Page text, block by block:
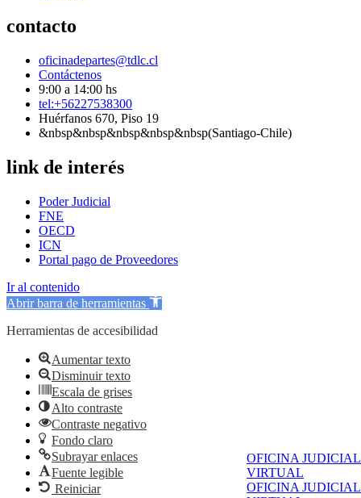
OFICINA JUDICIAL
VIRTUAL
OFICINA JUDICIAL
contacto
oficinadepartes@tdlc.cl
Contáctenos
9:00 a 14:00 hs
tel:+56227538300
Huérfanos 670, Piso 19
&nbsp&nbsp&nbsp&nbsp&nbsp(Santiago-Chile)
link de interés
Poder Judicial
FNE
OECD
ICN
Portal pago de Proveedores
Ir al contenido
Abrir barra de herramientas
Herramientas de accesibilidad
Aumentar texto
Disminuir texto
Escala de grises
Alto contraste
Contraste negativo
Fondo claro
Subrayar enlaces
Fuente legible
Reiniciar